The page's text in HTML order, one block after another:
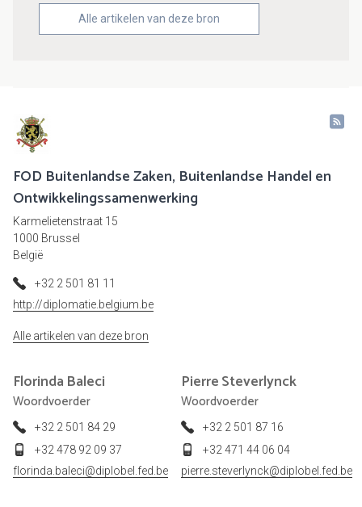
Alle artikelen van deze bron
FOD Buitenlandse Zaken, Buitenlandse Handel en
Ontwikkelingssamenwerking
Karmelietenstraat 15
1000 Brussel
België
+32 2 501 81 11
http://diplomatie.belgium.be
Alle artikelen van deze bron
Florinda Baleci
Woordvoerder
+32 2 501 84 29
+32 478 92 09 37
florinda.baleci@diplobel.fed.be
PierreSteverlynck
Woordvoerder
+32 2 501 87 16
+32 471 44 06 04
pierre.steverlynck@diplobel.fed.be